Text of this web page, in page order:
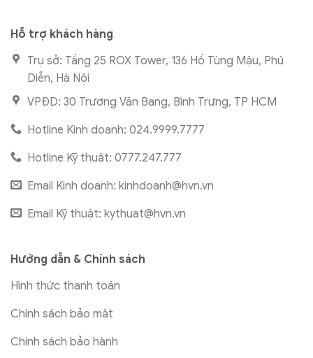
Hỗ trợ khách hàng
Trụ sở: Tầng 25 ROX Tower, 136 Hồ Tùng Mậu, Phú
Diễn, Hà Nội
VPĐD: 30 Trương Văn Bang, Bình Trưng, TP HCM
Hotline Kinh doanh: 024.9999.7777
Hotline Kỹ thuật: 0777.247.777
Email Kinh doanh: kinhdoanh@hvn.vn
Email Kỹ thuật: kythuat@hvn.vn
Hướng dẫn & Chính sách
Hình thức thanh toán
Chính sách bảo mật
Chính sách bảo hành